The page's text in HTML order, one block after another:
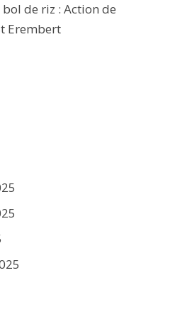
de riz : Action de
Erembert